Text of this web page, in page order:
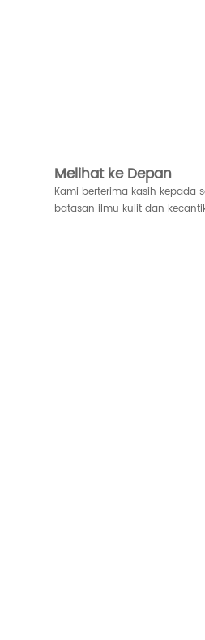
Melihat ke Depan
Kami berterima kasih kepada
batasan ilmu kulit dan